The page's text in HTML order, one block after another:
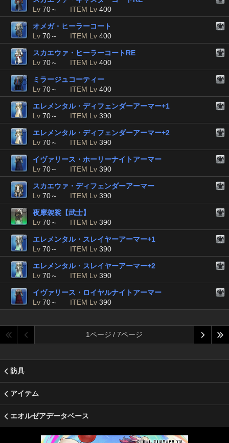
Lv 70～ ITEM Lv 400
オメガ・ヒーラーコート
Lv 70～ ITEM Lv 400
スカエウァ・ヒーラーコートRE
Lv 70～ ITEM Lv 400
ミラージュコーティー
Lv 70～ ITEM Lv 400
エレメンタル・ディフェンダーアーマー+1
Lv 70～ ITEM Lv 390
エレメンタル・ディフェンダーアーマー+2
Lv 70～ ITEM Lv 390
イヴァリース・ホーリーナイトアーマー
Lv 70～ ITEM Lv 390
スカエウァ・ディフェンダーアーマー
Lv 70～ ITEM Lv 390
夜摩袈裟【武士】
Lv 70～ ITEM Lv 390
エレメンタル・スレイヤーアーマー+1
Lv 70～ ITEM Lv 390
エレメンタル・スレイヤーアーマー+2
Lv 70～ ITEM Lv 390
イヴァリース・ロイヤルナイトアーマー
Lv 70～ ITEM Lv 390
1ページ / 7ページ
防具
アイテム
エオルゼアデータベース